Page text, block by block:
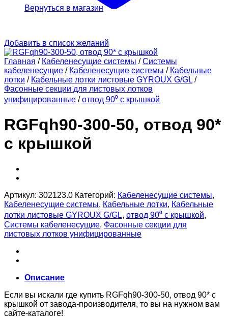
Вернуться в магазин
Добавить в список желаний
Главная / Кабеленесущие системы / Системы
кабеленесущие / Кабеленесущие системы / Кабельные
лотки / Кабельные лотки листовые GYROUX G/GL /
Фасонные секции для листовых лотков
унифицированные / отвод 90⁰ с крышкой
RGFqh90-300-50, отвод 90*
с крышкой
Артикул: 302123.0 Категорий: Кабеленесущие системы,
Кабеленесущие системы, Кабельные лотки, Кабельные
лотки листовые GYROUX G/GL, отвод 90⁰ с крышкой,
Системы кабеленесущие, Фасонные секции для
листовых лотков унифицированные
Описание
Если вы искали где купить RGFqh90-300-50, отвод 90* с
крышкой от завода-производителя, то вы на нужном вам
сайте-каталоге!